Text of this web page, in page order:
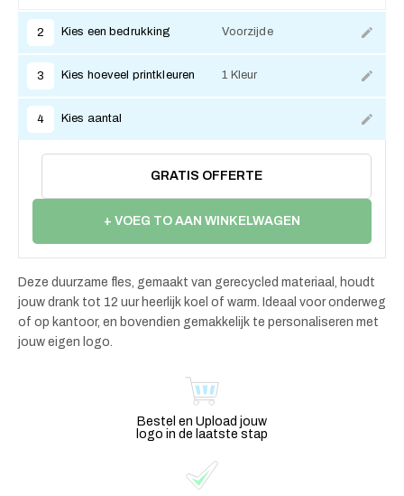
2 Kies een bedrukking Voorzijde
3 Kies hoeveel printkleuren 1 Kleur
4 Kies aantal
GRATIS OFFERTE
+ VOEG TO AAN WINKELWAGEN
Deze duurzame fles, gemaakt van gerecycled materiaal, houdt
jouw drank tot 12 uur heerlijk koel of warm. Ideaal voor onderweg
of op kantoor, en bovendien gemakkelijk te personaliseren met
jouw eigen logo.
Bestel en Upload jouw
logo in de laatste stap